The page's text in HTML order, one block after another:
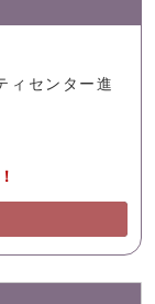
ィセンター進